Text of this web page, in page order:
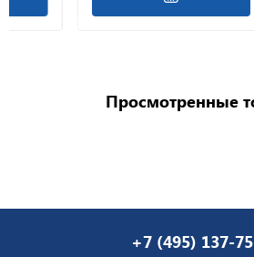
Просмотренные
+7 (495) 137-